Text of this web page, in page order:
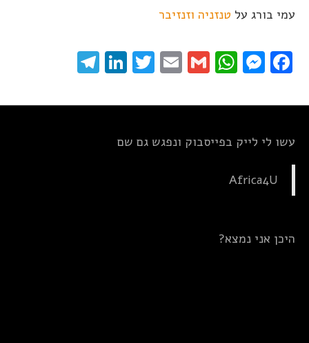
עמי בורג על טנזניה וזנזיבר
Facebook
Messenger
WhatsApp
Gmail
Email
Twitter
LinkedIn
עשו לי לייק בפייסבוק ונפגש גם שם
Africa4U
היכן אני נמצא?